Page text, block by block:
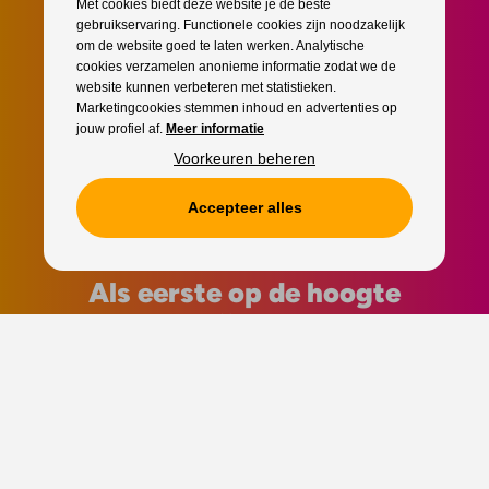
Tot op de socials!
Als eerste op de hoogte
blijven?
Met cookies biedt deze website je de beste
gebruikservaring. Functionele cookies zijn noodzakelijk
om de website goed te laten werken. Analytische
cookies verzamelen anonieme informatie zodat we de
website kunnen verbeteren met statistieken.
Marketingcookies stemmen inhoud en advertenties op
jouw profiel af. Meer informatie
Voorkeuren beheren
Accepteer alles